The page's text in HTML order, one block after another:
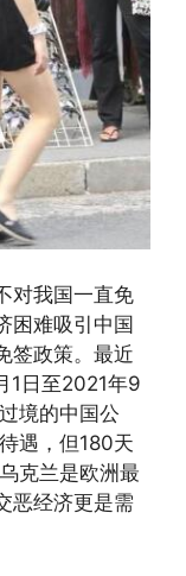
对我国一直免
困难吸引中国
签政策。最近
1日至2021年9
境的中国公
遇，但180天
克兰是欧洲最
恶经济更是需